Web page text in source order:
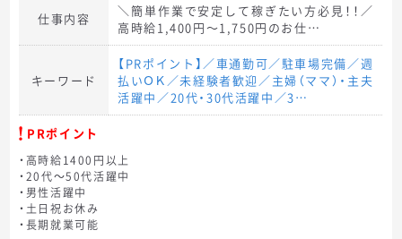
仕事内容
＼簡単作業で安定して稼ぎたい方必見！！／
高時給1,400円～1,750円のお仕…
キーワード
【PRポイント】／車通勤可／駐車場完備／週
払いＯＫ／未経験者歓迎／主婦（ママ）・主夫
活躍中／20代・30代活躍中／3…
PRポイント
・高時給1400円以上
・20代～50代活躍中
・男性活躍中
・土日祝お休み
・長期就業可能